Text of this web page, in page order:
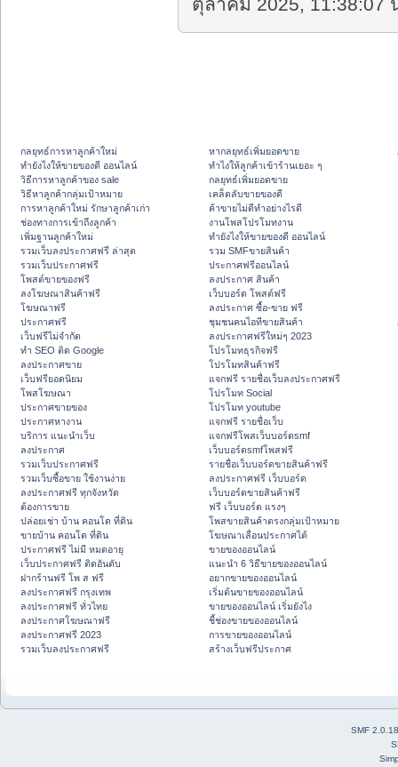
ตุลาคม 2025, 11:38:07
กลยุทธ์การหาลูกค้าใหม่
ทํายังไงให้ขายของดี ออนไลน์
วิธีการหาลูกค้าของ sale
วิธีหาลูกค้ากลุ่มเป้าหมาย
การหาลูกค้าใหม่ รักษาลูกค้าเก่า
ช่องทางการเข้าถึงลูกค้า
เพิ่มฐานลูกค้าใหม่
รวมเว็บลงประกาศฟรี ล่าสุด
รวมเว็บประกาศฟรี
โพสต์ขายของฟรี
ลงโฆษณาสินค้าฟรี
โฆษณาฟรี
ประกาศฟรี
เว็บฟรีไม่จำกัด
ทำ SEO ติด Google
ลงประกาศขาย
เว็บฟรียอดนิยม
โพสโฆษณา
ประกาศขายของ
ประกาศหางาน
บริการ แนะนำเว็บ
ลงประกาศ
รวมเว็บประกาศฟรี
รวมเว็บซื้อขาย ใช้งานง่าย
ลงประกาศฟรี ทุกจังหวัด
ต้องการขาย
ปล่อยเช่า บ้าน คอนโด ที่ดิน
ขายบ้าน คอนโด ที่ดิน
ประกาศฟรี ไม่มี หมดอายุ
เว็บประกาศฟรี ติดอันดับ
ฝากร้านฟรี โพ ส ฟรี
ลงประกาศฟรี กรุงเทพ
ลงประกาศฟรี ทั่วไทย
ลงประกาศโฆษณาฟรี
ลงประกาศฟรี 2023
รวมเว็บลงประกาศฟรี
หากลยุทธ์เพิ่มยอดขาย
ทําไงให้ลูกค้าเข้าร้านเยอะ ๆ
กลยุทธ์เพิ่มยอดขาย
เคล็ดลับขายของดี
ค้าขายไม่ดีทำอย่างไรดี
งานโพสโปรโมทงาน
ทํายังไงให้ขายของดี ออนไลน์
รวม SMFขายสินค้า
ประกาศฟรีออนไลน์
ลงประกาศ สินค้า
เว็บบอร์ด โพสต์ฟรี
ลงประกาศ ซื้อ-ขาย ฟรี
ชุมชนคนไอทีขายสินค้า
ลงประกาศฟรีใหม่ๆ 2023
โปรโมทธุรกิจฟรี
โปรโมทสินค้าฟรี
แจกฟรี รายชื่อเว็บลงประกาศฟรี
โปรโมท Social
โปรโมท youtube
แจกฟรี รายชื่อเว็บ
แจกฟรีโพสเว็บบอร์ดsmf
เว็บบอร์ดsmfโพสฟรี
รายชื่อเว็บบอร์ดขายสินค้าฟรี
ลงประกาศฟรี เว็บบอร์ด
เว็บบอร์ดขายสินค้าฟรี
ฟรี เว็บบอร์ด แรงๆ
โพสขายสินค้าตรงกลุ่มเป้าหมาย
โฆษณาเลื่อนประกาศได้
ขายของออนไลน์
แนะนำ 6 วิธีขายของออนไลน์
อยากขายของออนไลน์
เริ่มต้นขายของออนไลน์
ขายของออนไลน์ เริ่มยังไง
ชี้ช่องขายของออนไลน์
การขายของออนไลน์
สร้างเว็บฟรีประกาศ
SMF 2.0.18